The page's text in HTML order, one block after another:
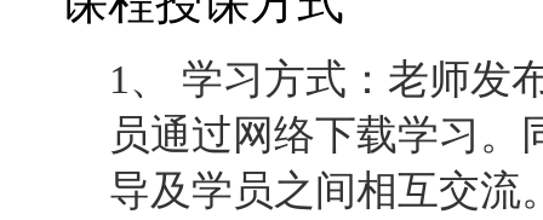
作业，则0元全款退
的学习计划任务，
为大家强烈的学习